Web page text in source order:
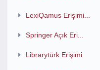
LexiQamus Erişimi...
Springer Açık Eri...
Librarytürk Erişimi